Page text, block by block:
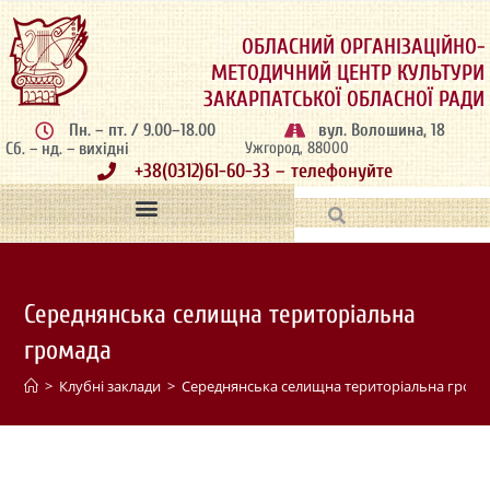
ОБЛАСНИЙ ОРГАНІЗАЦІЙНО-
МЕТОДИЧНИЙ ЦЕНТР КУЛЬТУРИ
ЗАКАРПАТСЬКОЇ ОБЛАСНОЇ РАДИ
Пн. – пт. / 9.00–18.00
Сб. – нд. – вихідні
вул. Волошина, 18
Ужгород, 88000
+38(0312)61-60-33 – телефонуйте
Середнянська селищна територіальна
громада
> Клубні заклади > Середнянська селищна територіальна